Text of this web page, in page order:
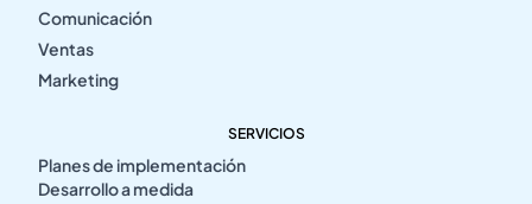
Comunicación
Ventas
Marketing
SERVICIOS
Planes de implementación
Desarrollo a medida